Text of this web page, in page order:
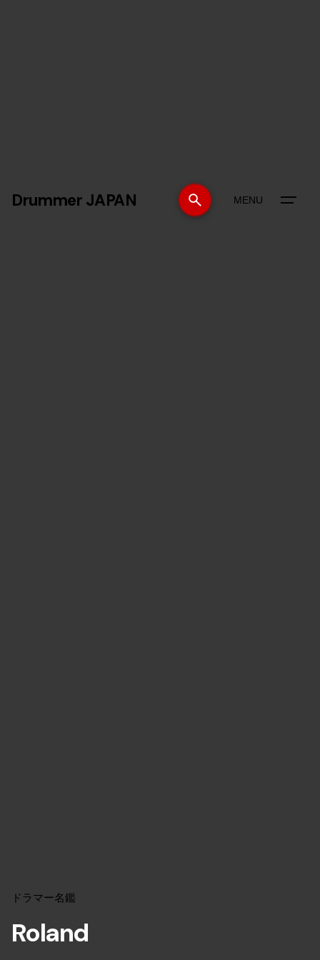
Drummer JAPAN MENU
ドラマー名鑑
Roland